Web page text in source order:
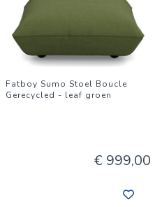
Fatboy Sumo Stoel Boucle
Gerecycled - leaf groen
€ 999,00